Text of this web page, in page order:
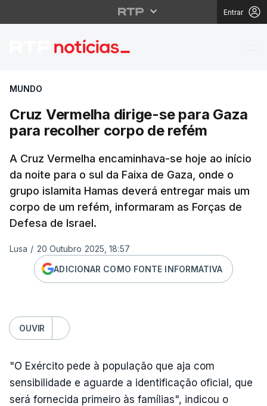
Entrar
Cruz Vermelha
MUNDO
Cruz Vermelha dirige-se para Gaza
para recolher corpo de refém
A Cruz Vermelha encaminhava-se hoje ao início
da noite para o sul da Faixa de Gaza, onde o
grupo islamita Hamas deverá entregar mais um
corpo de um refém, informaram as Forças de
Defesa de Israel.
Lusa / 20 Outubro 2025, 18:57
ADICIONAR COMO FONTE INFORMATIVA
OUVIR
"O Exército pede à população que aja com
sensibilidade e aguarde a identificação oficial, que
será fornecida primeiro às famílias", indicou o